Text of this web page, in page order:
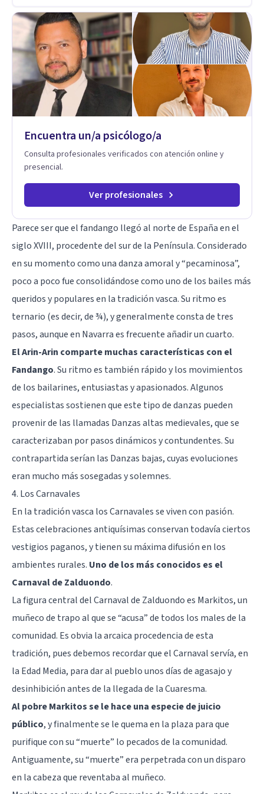
seminarios, una especialización en psicoanálisis y también
investigo. Siempre en la búsqueda de ser un mejor
profesional.
Encuentra un/a psicólogo/a
Consulta profesionales verificados con atención online y
presencial.
Ver profesionales
Parece ser que el fandango llegó al norte de España en el
siglo XVIII, procedente del sur de la Península. Considerado
en su momento como una danza amoral y “pecaminosa”,
poco a poco fue consolidándose como uno de los bailes más
queridos y populares en la tradición vasca. Su ritmo es
ternario (es decir, de ¾), y generalmente consta de tres
pasos, aunque en Navarra es frecuente añadir un cuarto.
El Arin-Arin comparte muchas características con el
Fandango. Su ritmo es también rápido y los movimientos
de los bailarines, entusiastas y apasionados. Algunos
especialistas sostienen que este tipo de danzas pueden
provenir de las llamadas Danzas altas medievales, que se
caracterizaban por pasos dinámicos y contundentes. Su
contrapartida serían las Danzas bajas, cuyas evoluciones
eran mucho más sosegadas y solemnes.
4. Los Carnavales
En la tradición vasca los Carnavales se viven con pasión.
Estas celebraciones antiquísimas conservan todavía ciertos
vestigios paganos, y tienen su máxima difusión en los
ambientes rurales. Uno de los más conocidos es el
Carnaval de Zalduondo.
La figura central del Carnaval de Zalduondo es Markitos, un
muñeco de trapo al que se “acusa” de todos los males de la
comunidad. Es obvia la arcaica procedencia de esta
tradición, pues debemos recordar que el Carnaval servía, en
la Edad Media, para dar al pueblo unos días de agasajo y
desinhibición antes de la llegada de la Cuaresma.
Al pobre Markitos se le hace una especie de juicio
público, y finalmente se le quema en la plaza para que
purifique con su “muerte” lo pecados de la comunidad.
Antiguamente, su “muerte” era perpetrada con un disparo
en la cabeza que reventaba al muñeco.